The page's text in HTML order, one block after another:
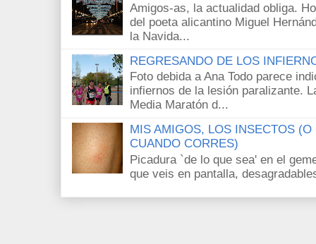
Amigos-as, la actualidad obliga.
del poeta alicantino Miguel
la Navida...
REGRESANDO DE LOS
Foto debida a Ana Todo parece
infiernos de la lesión paralizante.
Media Maratón d...
MIS AMIGOS, LOS INSECTOS
CUANDO CORRES)
Picadura `de lo que sea' en el
que veis en pantalla,